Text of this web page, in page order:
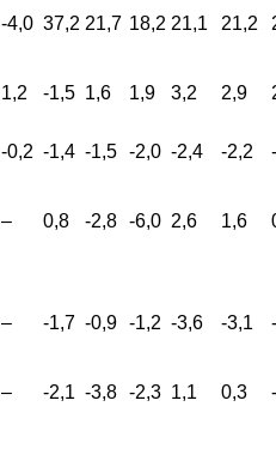
-4,0 37,2 21,7 18,2 21,1 21,2
1,2 -1,5 1,6 1,9 3,2 2,9
-0,2 -1,4 -1,5 -2,0 -2,4 -2,2
– 0,8 -2,8 -6,0 2,6 1,6
– -1,7 -0,9 -1,2 -3,6 -3,1
– -2,1 -3,8 -2,3 1,1 0,3